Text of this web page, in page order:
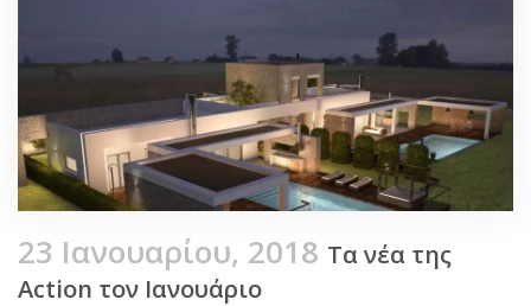
23 Ιανουαρίου, 2018 Τα νέα της
Action τον Ιανουάριο